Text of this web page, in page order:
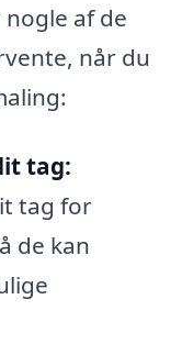
af de
når du
tag:
tag for
de kan